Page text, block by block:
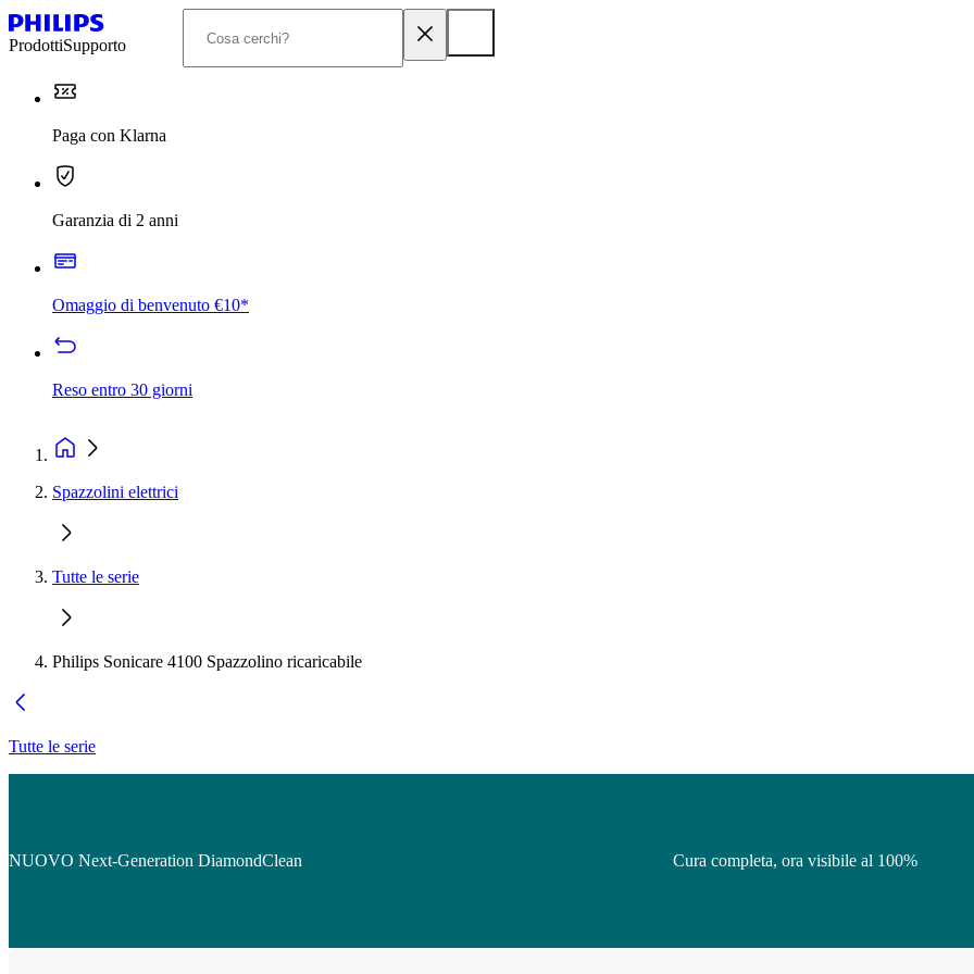
ProdottiSupporto
Paga con Klarna
Garanzia di 2 anni
Omaggio di benvenuto €10*
Reso entro 30 giorni
Spazzolini elettrici
Tutte le serie
Philips Sonicare 4100 Spazzolino ricaricabile
Tutte le serie
NUOVO Next-Generation DiamondClean Cura completa, ora visibile al 100%